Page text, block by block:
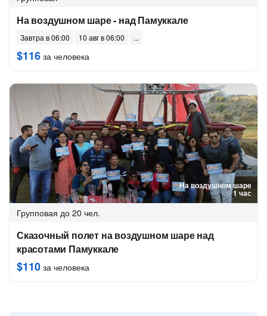
На воздушном шаре - над Памуккале
Завтра в 06:00 10 авг в 06:00
$116 за человека
На воздушном шаре
1 час
Групповая до 20 чел.
Сказочный полет на воздушном шаре над
красотами Памуккале
$110 за человека